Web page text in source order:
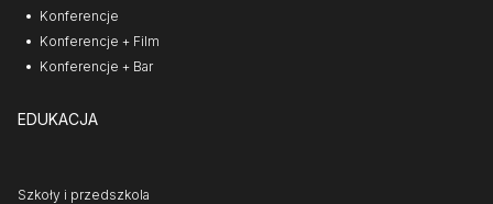
Konferencje
Konferencje + Film
Konferencje + Bar
EDUKACJA
Szkoły i przedszkola